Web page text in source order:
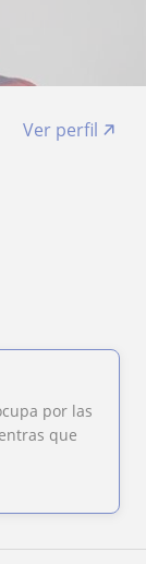
Ver perfil
por las
que